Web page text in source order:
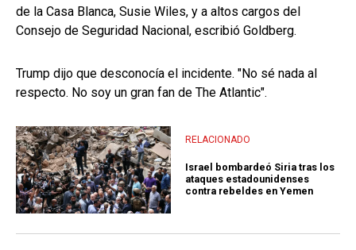
de la Casa Blanca, Susie Wiles, y a altos cargos del
Consejo de Seguridad Nacional, escribió Goldberg.
Trump dijo que desconocía el incidente. "No sé nada al
respecto. No soy un gran fan de The Atlantic".
RELACIONADO
Israel bombardeó Siria tras los
ataques estadounidenses
contra rebeldes en Yemen